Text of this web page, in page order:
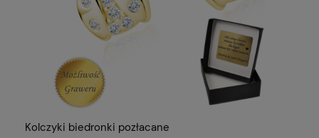
Kolczyki biedronki pozłacane